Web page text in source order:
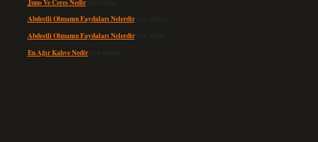
Abdestli Olmanın Faydaları Nelerdiriçin admin
Abdestli Olmanın Faydaları Nelerdiriçin Alper
En Ağır Kahve Nediriçin admin